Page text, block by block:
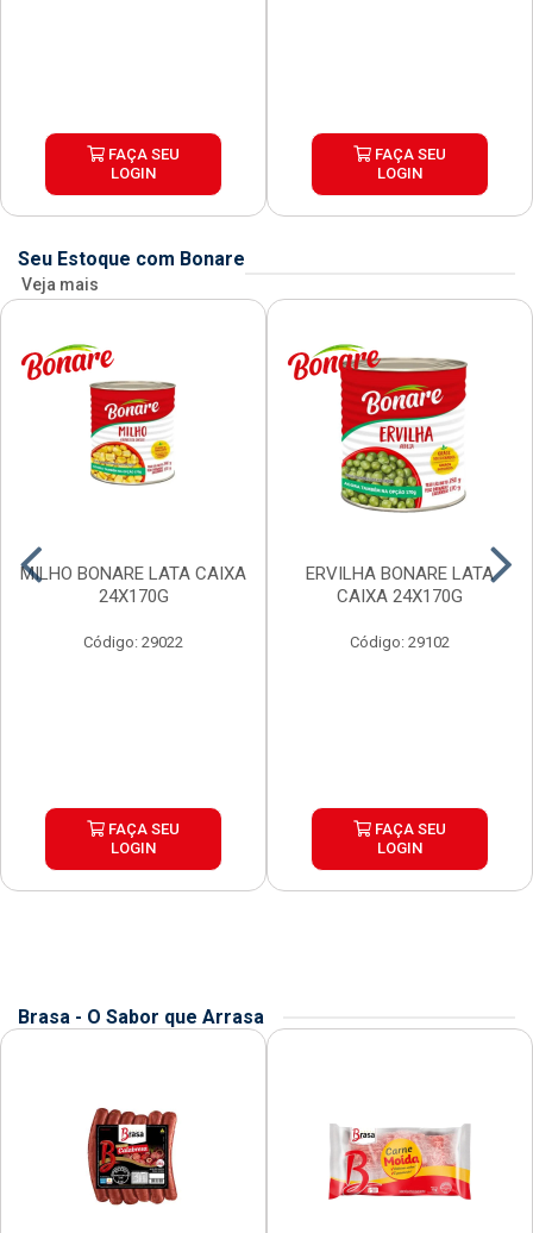
FAÇA SEU
LOGIN
FAÇA SEU
LOGIN
Seu Estoque com Bonare
Veja mais
MILHO BONARE LATA CAIXA
24X170G
Código: 29022
FAÇA SEU
LOGIN
ERVILHA BONARE LATA
CAIXA 24X170G
Código: 29102
FAÇA SEU
LOGIN
Brasa - O Sabor que Arrasa